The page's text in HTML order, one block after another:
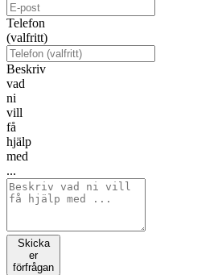
Telefon
(valfritt)
Beskriv
vad
ni
vill
få
hjälp
med
...
Skicka
er
förfrågan